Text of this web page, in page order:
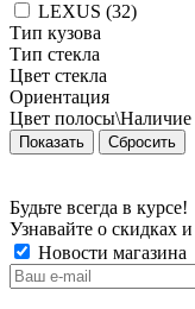
LEXUS (32)
Тип кузова
Тип стекла
Цвет стекла
Ориентация
Цвет полосы\Наличие
Сбросить
Будьте всегда в курсе!
Узнавайте о скидках
Новости магазина